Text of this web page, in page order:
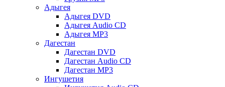
Адыгея
Адыгея DVD
Адыгея Audio CD
Адыгея MP3
Дагестан
Дагестан DVD
Дагестан Audio CD
Дагестан MP3
Ингушетия